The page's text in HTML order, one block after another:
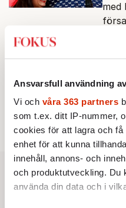
Ansvarsfull användning
Vi och våra 363 partners
som t.ex. ditt IP-nummer,
cookies för att lagra och
enhet för att kunna
innehåll, annons- och
och produktutveckling. Du
använda din data och i
med
till
Tre